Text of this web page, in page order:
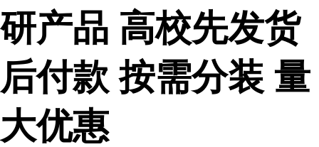
研产品 高校先发货
后付款 按需分装 量
大优惠